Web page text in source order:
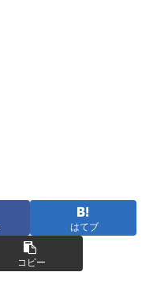
はてブ
コピー